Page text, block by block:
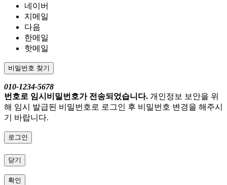
네이버
지메일
다음
한메일
핫메일
비밀번호 찾기
010-1234-5678
번호로 임시비밀번호가 전송되었습니다. 개인정보 보안을 위
해 임시 발급된 비밀번호로 로그인 후 비밀번호 변경을 해주시
기 바랍니다.
로그인
닫기
확인